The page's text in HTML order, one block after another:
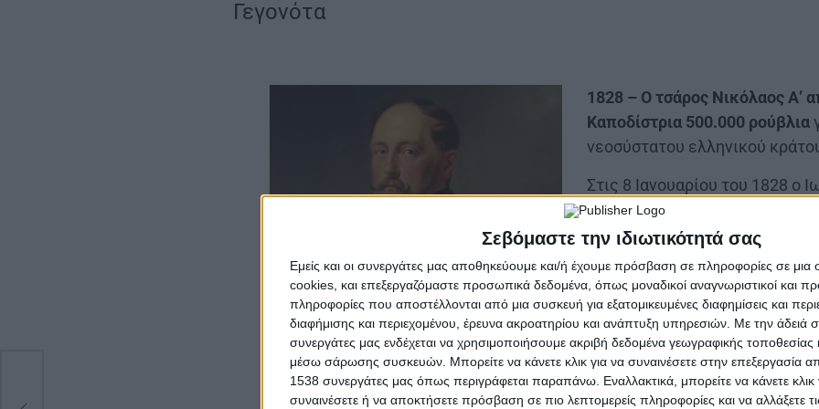
Σεβόμαστε την ιδιωτικότητά σας
Εμείς και οι συνεργάτες μας αποθηκεύουμε και/ή έχουμε πρόσβαση σε πληροφορίες σε
cookies, και επεξεργαζόμαστε προσωπικά δεδομένα, όπως μοναδικοί αναγνωριστικοί και
πληροφορίες που αποστέλλονται από μια συσκευή για εξατομικευμένες διαφημίσεις και
διαφήμισης και περιεχομένου, έρευνα ακροατηρίου και ανάπτυξη υπηρεσιών. Με την άδειά
συνεργάτες μας ενδέχεται να χρησιμοποιήσουμε ακριβή δεδομένα γεωγραφικής τοποθεσίας
μέσω σάρωσης συσκευών. Μπορείτε να κάνετε κλικ για να συναινέσετε στην επεξεργασία
1538 συνεργάτες μας όπως περιγράφεται παραπάνω. Εναλλακτικά, μπορείτε να κάνετε κλικ
συναινέσετε ή να αποκτήσετε πρόσβαση σε πιο λεπτομερείς πληροφορίες και να αλλάξετε
Γεγονότα
1828 – Ο τσάρος Νικόλαος Α’
Καποδίστρια 500.000 ρούβλια
νεοσύστατου ελληνικού
Στις 8 Ιανουαρίου του 1828 ο
ως Κυβερνήτης πλέον της
Ναύπλιο υπό τις επευφημίες
χαιρετιστήριους
πολεμικών πλοίων που τον
Τον Απρίλιο του 1828 η
τσάρο Νικόλαο Α΄ (ο οποίος διαδέχθηκε τον αναποφάσιστο Αλέξανδρο
«ανεμοδείκτη» από τον Μέττερνιχ – μετά τον θάνατό του το 1825), με
Πύλης να δεχθεί τις αποφάσεις των τριών Δυνάμεων επί του ελληνικού